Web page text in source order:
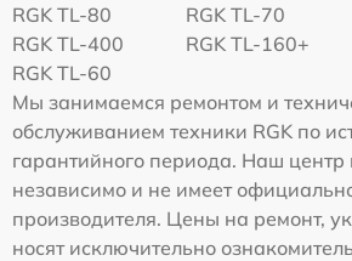
RGK TL-80
RGK TL-70
RGK TL-400
RGK TL-160+
RGK TL-60
Мы занимаемся ремонтом и
обслуживанием техники RGK по
гарантийного периода. Наш центр
независимо и не имеет
производителя. Цены на ремонт,
носят исключительно